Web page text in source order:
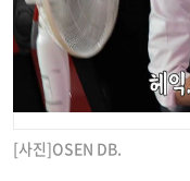
[사진]OSEN DB.